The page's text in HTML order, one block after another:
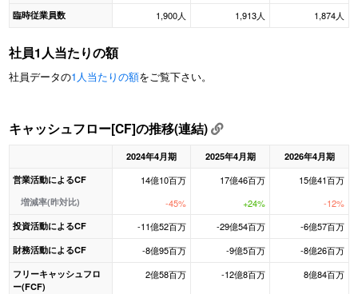
臨時従業員数 1,900人 1,913人 1,874人
社員1人当たりの額
社員データの1人当たりの額をご覧下さい。
キャッシュフロー[CF]の推移(連結)
2024年4月期 2025年4月期
2026年4月期
営業活動によるCF
増減率(昨対比)
14億10百万
-45%
17億46百万
+24%
15億41百万
-12%
投資活動によるCF -11億52百万 -29億54百万 -6億57百万
財務活動によるCF -8億95百万 -9億5百万 -8億26百万
フリーキャッシュフロ
ー(FCF)
2億58百万 -12億8百万 8億84百万